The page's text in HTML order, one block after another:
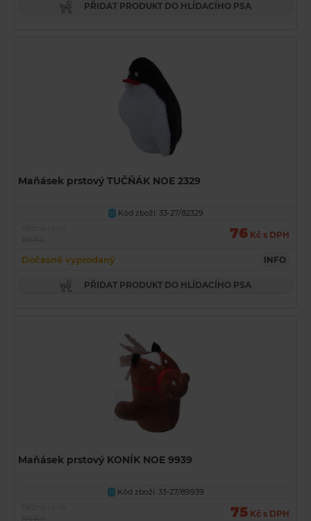
PŘIDAT PRODUKT DO HLÍDACÍHO PSA
Maňásek prstový TUČŇÁK NOE 2329
U Kód zboží: 33-27/82329
76 Kč s DPH
Dočasně vyprodaný INFO
PŘIDAT PRODUKT DO HLÍDACÍHO PSA
Maňásek prstový KONÍK NOE 9939
U Kód zboží: 33-27/89939
75 Kč s DPH